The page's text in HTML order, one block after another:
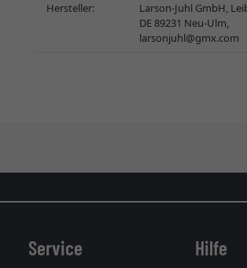
Hersteller:
Larson-Juhl GmbH,
DE 89231 Neu-Ulm,
larsonjuhl@gmx.com
Service Hilfe